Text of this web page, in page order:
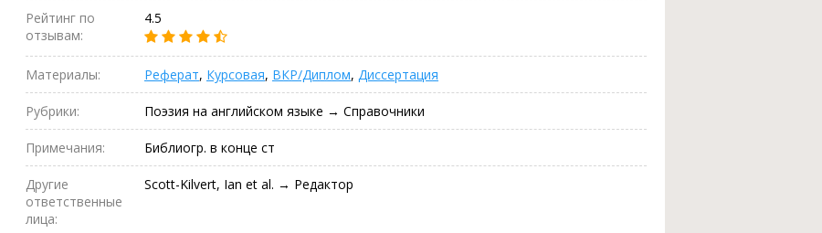
Рейтинг по
отзывам:
4.5
Материалы: Реферат, Курсовая, ВКР/Диплом, Диссертация
Рубрики: Поэзия на английском языке → Справочники
Примечания: Библиогр. в конце ст
Другие
ответственные
лица:
Scott-Kilvert, Ian et al. → Редактор